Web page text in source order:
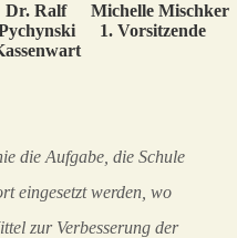
Dr. Ralf
Michelle Mischker
1. Vorsitzende
die Aufgabe, die Schule
eingesetzt werden, wo
zur Verbesserung der